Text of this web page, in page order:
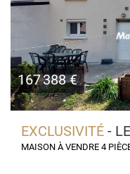
167 388 €
EXCLUSIVITÉ -
MAISON À VENDRE 4